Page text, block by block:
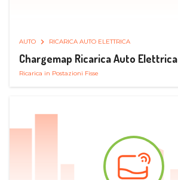
AUTO RICARICA AUTO ELETTRICA
Chargemap Ricarica Auto Elettrica
Ricarica in Postazioni Fisse